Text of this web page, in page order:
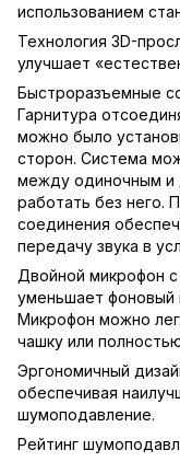
использованием
Технология 3D-
улучшает
Быстроразъемные
Гарнитура
можно было
сторон. Система
между одиночным и
работать без него.
соединения
передачу звука в
Двойной микрофон
уменьшает фоновый
Микрофон можно
чашку или
Эргономичный
обеспечивая
шумоподавление.
Рейтинг